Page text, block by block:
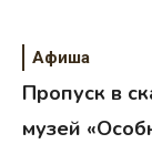
Афиша
Пропуск в
музей